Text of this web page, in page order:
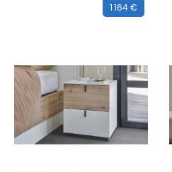
1 164 €